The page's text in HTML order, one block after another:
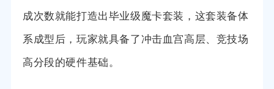
成次数就能打造出毕业级魔卡套装，这套装备体
系成型后，玩家就具备了冲击血宫高层、竞技场
高分段的硬件基础。